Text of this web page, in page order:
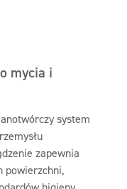
mycia i
system
zapewnia
powierzchni,